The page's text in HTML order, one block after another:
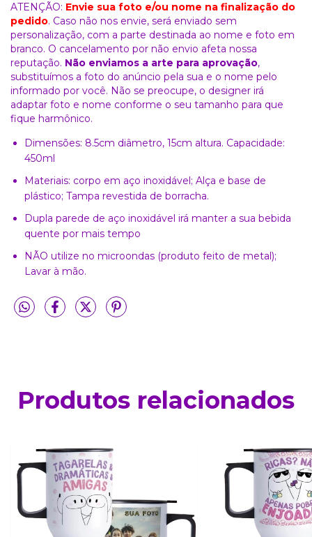
ATENÇÃO: Envie sua foto e/ou nome na finalização do
pedido. Caso não nos envie, será enviado sem
personalização, com a parte destinada ao nome e foto em
branco. O cancelamento por não envio afeta nossa
reputação. Não enviamos a arte para aprovação,
substituímos a foto do anúncio pela sua e o nome pelo
informado por você. Não se preocupe, o designer irá
adaptar foto e nome conforme o seu tamanho para que
fique harmônico.
Dimensões: 8.5cm diâmetro, 15cm altura. Capacidade:
450ml
Materiais: corpo em aço inoxidável; Alça e base de
plástico; Tampa revestida de borracha.
Dupla parede de aço inoxidável irá manter a sua bebida
quente por mais tempo
NÃO utilize no microondas (produto feito de metal);
Lavar à mão.
Produtos relacionados